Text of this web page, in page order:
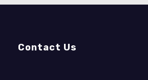
Contact Us